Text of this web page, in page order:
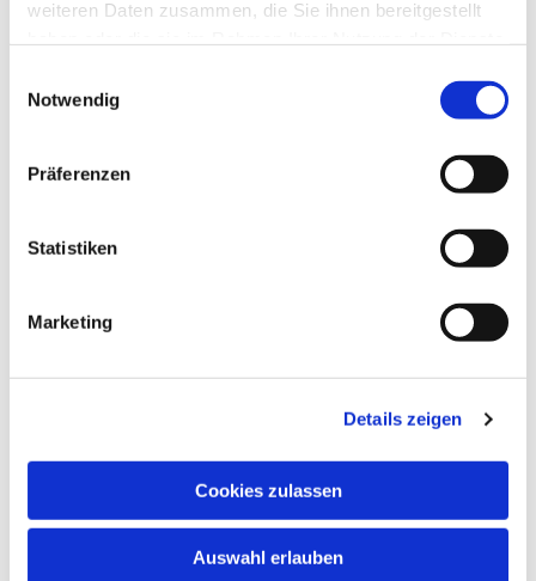
weiteren Daten zusammen, die Sie ihnen bereitgestellt
Notwendig
Präferenzen
Statistiken
Marketing
Details zeigen
Cookies zulassen
Auswahl erlauben